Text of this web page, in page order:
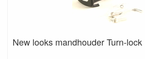
New looks mandhouder Turn-lock